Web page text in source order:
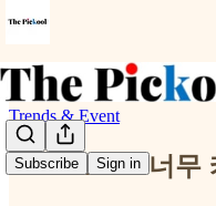
Subscribe Sign in
Trends & Event
Elon Musk: 너무